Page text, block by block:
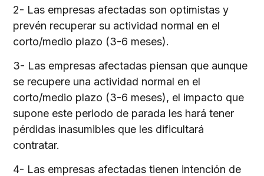
2- Las empresas afectadas son optimistas y
prevén recuperar su actividad normal en el
corto/medio plazo (3-6 meses).
3- Las empresas afectadas piensan que aunque
se recupere una actividad normal en el
corto/medio plazo (3-6 meses), el impacto que
supone este periodo de parada les hará tener
pérdidas inasumibles que les dificultará
contratar.
4- Las empresas afectadas tienen intención de